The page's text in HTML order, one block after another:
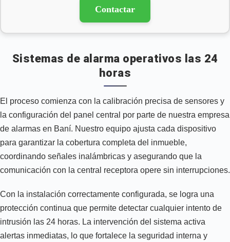
Contactar
Sistemas de alarma operativos las 24
horas
El proceso comienza con la calibración precisa de sensores y
la configuración del panel central por parte de nuestra empresa
de alarmas en Baní. Nuestro equipo ajusta cada dispositivo
para garantizar la cobertura completa del inmueble,
coordinando señales inalámbricas y asegurando que la
comunicación con la central receptora opere sin interrupciones.
Con la instalación correctamente configurada, se logra una
protección continua que permite detectar cualquier intento de
intrusión las 24 horas. La intervención del sistema activa
alertas inmediatas, lo que fortalece la seguridad interna y